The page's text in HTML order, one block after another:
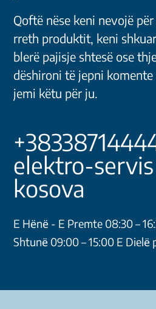
Qoftë nëse keni nevojë
rreth produktit, keni
blerë pajisje shtesë ose
dëshironi të jepni komente
jemi këtu për ju.
elektro-servis
kosova
E Hёnё - E Premte 08:30 –
Shtunё 09:00 – 15:00 E Dielё